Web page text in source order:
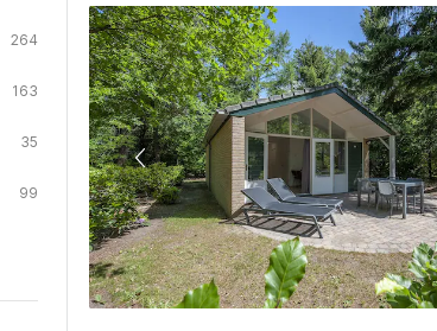
264
163
35
99